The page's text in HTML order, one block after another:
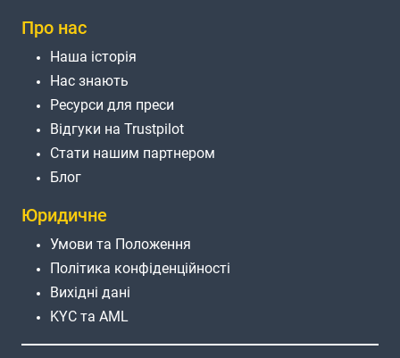
Про нас
Наша історія
Нас знають
Ресурси для преси
Відгуки на Trustpilot
Стати нашим партнером
Блог
Юридичне
Умови та Положення
Політика конфіденційності
Вихідні дані
KYC та AML